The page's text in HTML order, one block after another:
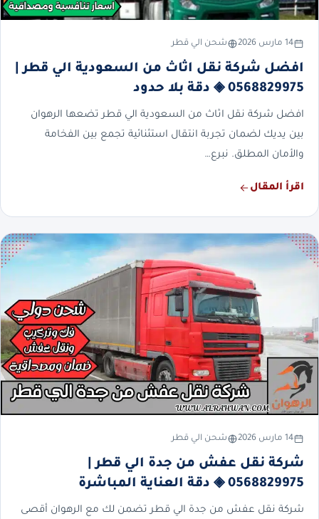
14 مارس 2026 شحن الي قطر
افضل شركة نقل اثاث من السعودية الي قطر |
0568829975 ◈ دقة بلا حدود
افضل شركة نقل اثاث من السعودية الي قطر تضعها الرهوان
بين يديك لضمان تجربة انتقال استثنائية تجمع بين الفخامة
والأمان المطلق. نبرع…
اقرأ المقال
14 مارس 2026 شحن الي قطر
شركة نقل عفش من جدة الي قطر |
0568829975 ◈ دقة العناية المباشرة
شركة نقل عفش من جدة الي قطر تضمن لك مع الرهوان أقصى